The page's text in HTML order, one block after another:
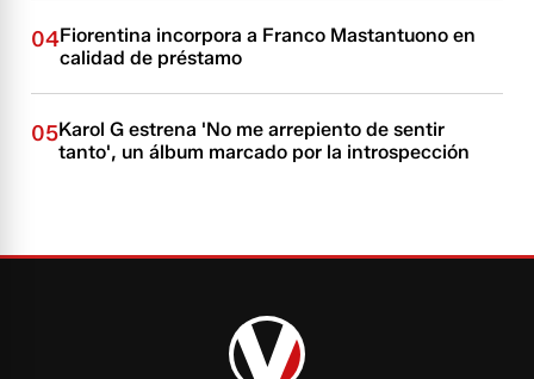
04Fiorentina incorpora a Franco Mastantuono en
calidad de préstamo
05Karol G estrena 'No me arrepiento de sentir
tanto', un álbum marcado por la introspección